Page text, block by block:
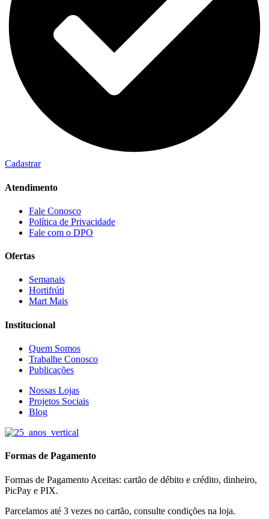
Cadastrar
Atendimento
Fale Conosco
Política de Privacidade
Fale com o DPO
Ofertas
Semanais
Hortifrúti
Mart Mais
Institucional
Quem Somos
Trabalhe Conosco
Publicações
Nossas Lojas
Projetos Sociais
Blog
Formas de Pagamento
Formas de Pagamento Aceitas: cartão de débito e crédito, dinheiro,
PicPay e PIX.
Parcelamos até 3 vezes no cartão, consulte condições na loja.